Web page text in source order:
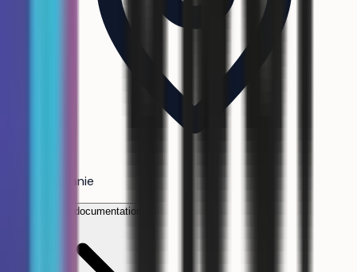
Occitanie
Demander la documentation